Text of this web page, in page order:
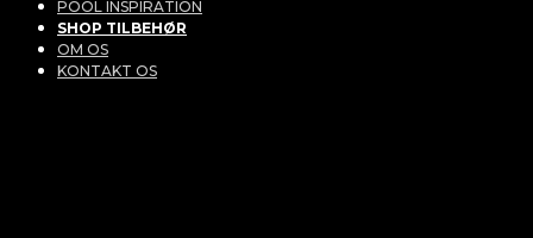
POOL INSPIRATION
SHOP TILBEHØR
OM OS
KONTAKT OS